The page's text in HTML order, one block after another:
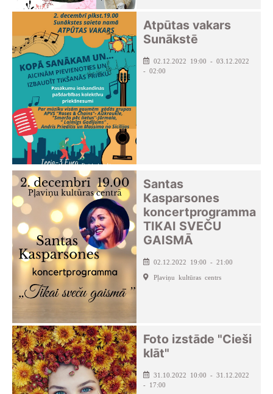
Atpūtas vakars
Sunākstē
02.12.2022 19:00 - 03.12.2022
- 02:00
Santas
Kasparsones
koncertprogramma
TIKAI SVEČU
GAISMĀ
02.12.2022 19:00 - 21:00
Pļaviņu kultūras centrs
Foto izstāde "Cieši
klāt"
31.10.2022 10:00 - 31.12.2022
- 17:00